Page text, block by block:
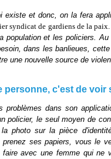
et donc, on la fera
syndicat de gardiens de la paix.
population et les policiers.
dans les banlieues,
une nouvelle source de
personne, c'est de voir
dans son
policier, le seul moyen de
photo sur la pièce
ses papiers, vous le
avec une femme qui ne